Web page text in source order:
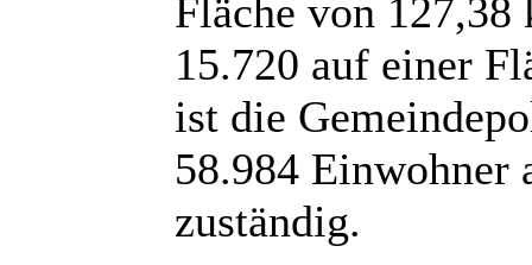
Fläche von 127,38
15.720 auf einer
ist die
58.984 Einwohner
zuständig.